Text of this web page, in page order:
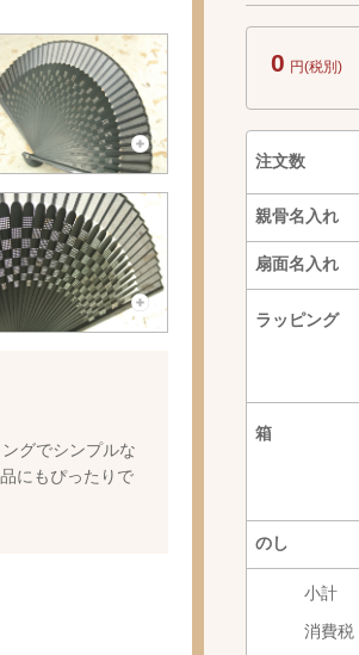
グでシンプルな
にもぴったりで
0 円(税別)
注文数
親骨名入れ
扇面名入れ
ラッピング
箱
のし
小計
消費税